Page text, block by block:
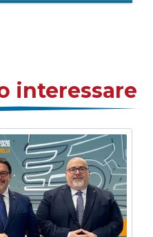
interessare